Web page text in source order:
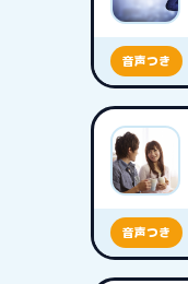
音声つき
音声つき